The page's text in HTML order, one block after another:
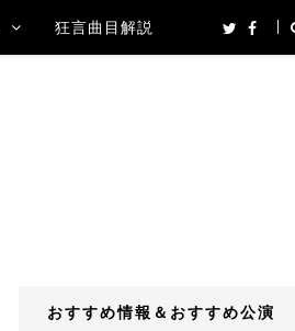
狂言曲目解説
おすすめ情報＆おすすめ公演